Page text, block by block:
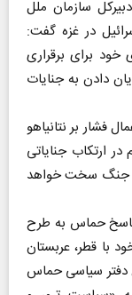
سازمان ملل
در غزه گفت:
برای برقراری
دادن به جنایات
فشار بر نتانیاهو
ارتکاب جنایاتی
جنگ سخت خواهد
پاسخ حماس به طرح
با قطر، عربستان
سیاسی حماس